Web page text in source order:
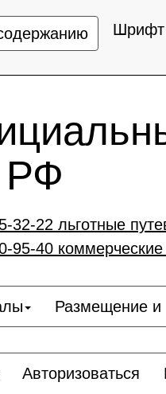
Шрифт
32-22 льготные
95-40 коммерческие
Размещение и
Авторизоваться